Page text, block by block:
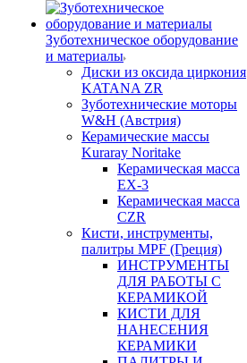
Зуботехническое оборудование
и материалы
Диски из оксида циркония
KATANA ZR
Зуботехнические моторы
W&H (Австрия)
Керамические массы
Kuraray Noritake
Керамическая масса
EX-3
Керамическая масса
CZR
Кисти, инструменты,
палитры MPF (Греция)
ИНСТРУМЕНТЫ
ДЛЯ РАБОТЫ С
КЕРАМИКОЙ
КИСТИ ДЛЯ
НАНЕСЕНИЯ
КЕРАМИКИ